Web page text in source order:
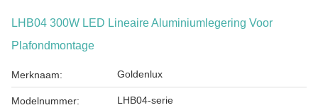
LHB04 300W LED Lineaire Aluminiumlegering Voor
Plafondmontage
Merknaam: Goldenlux
Modelnummer: LHB04-serie